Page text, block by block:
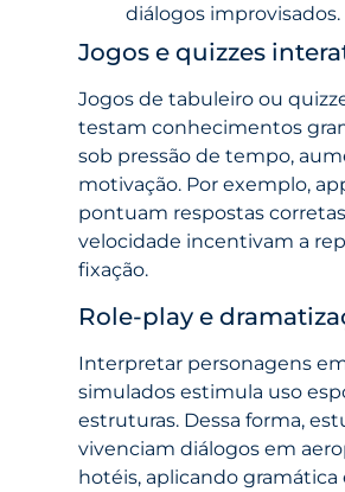
diálogos improvisados.
Jogos e quizzes
Jogos de tabuleiro ou
testam conhecimentos
sob pressão de tempo,
motivação. Por exemplo,
pontuam respostas
velocidade incentivam a
fixação.
Role-play e
Interpretar personagens
simulados estimula uso
estruturas. Dessa forma,
vivenciam diálogos em
hotéis, aplicando gramática